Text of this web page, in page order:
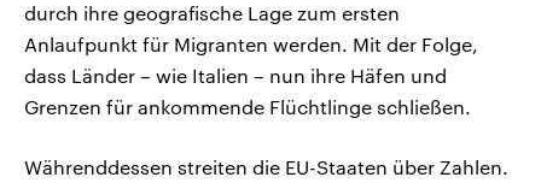
durch ihre geografische Lage zum ersten
Anlaufpunkt für Migranten werden. Mit der Folge,
dass Länder – wie Italien – nun ihre Häfen und
Grenzen für ankommende Flüchtlinge schließen.
Währenddessen streiten die EU-Staaten über Zahlen.